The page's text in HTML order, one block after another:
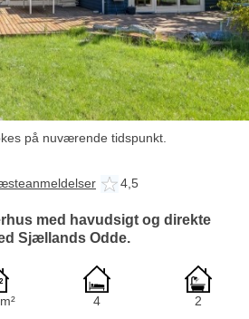
på nuværende tidspunkt.
4,5
med havudsigt og direkte
Sjællands Odde.
4 2